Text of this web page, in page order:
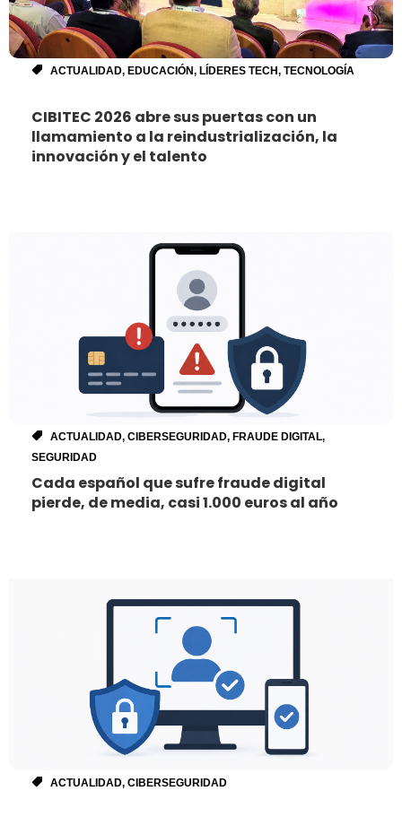
ACTUALIDAD, EDUCACIÓN, LÍDERES TECH, TECNOLOGÍA
CIBITEC 2026 abre sus puertas con un
llamamiento a la reindustrialización, la
innovación y el talento
ACTUALIDAD, CIBERSEGURIDAD, FRAUDE DIGITAL,
SEGURIDAD
Cada español que sufre fraude digital
pierde, de media, casi 1.000 euros al año
ACTUALIDAD, CIBERSEGURIDAD